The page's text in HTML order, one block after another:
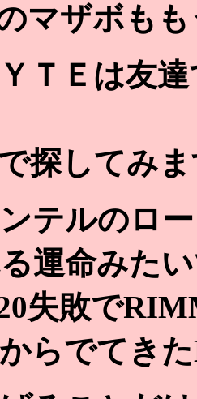
マザボも
ＴＥは友
探してみ
テルのロ
運命みた
失敗で
らでてき